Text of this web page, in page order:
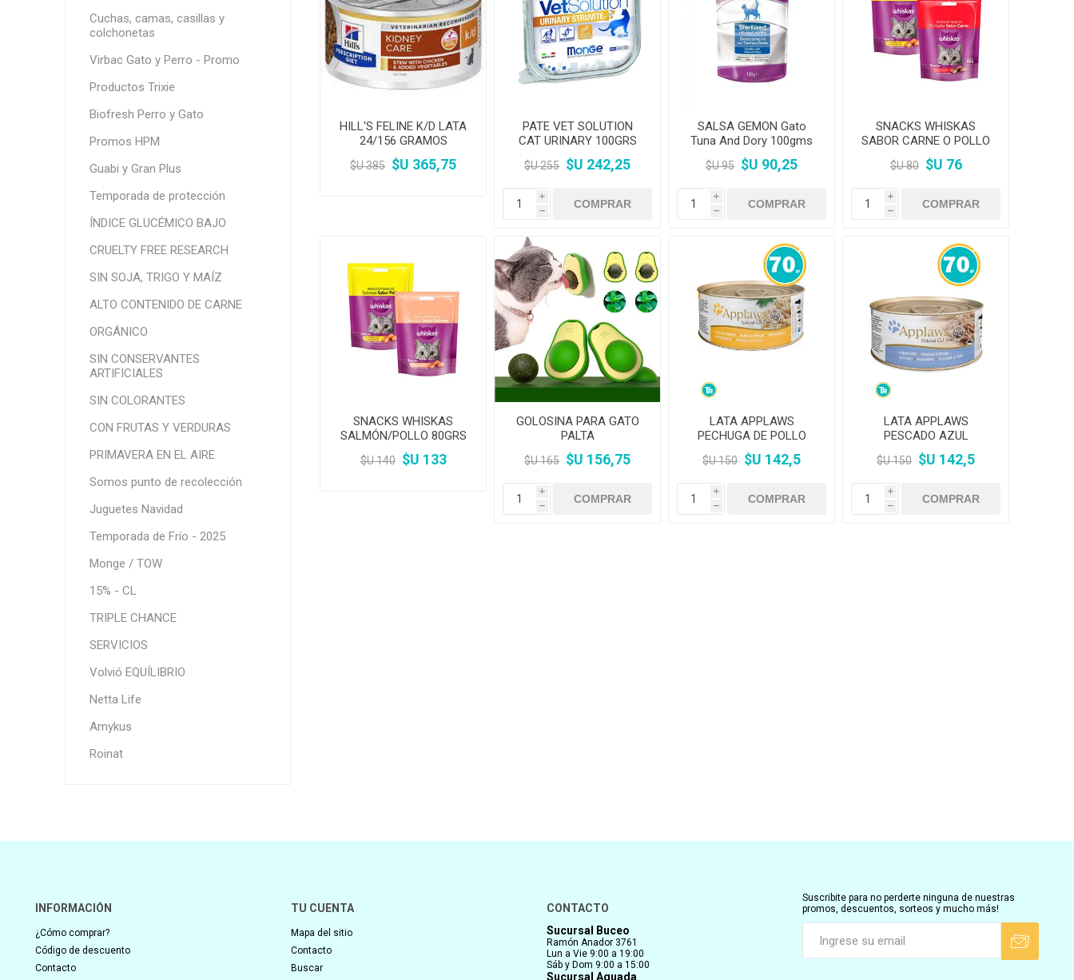
HILL'S FELINE K/D LATA
24/156 GRAMOS
$U 385 $U 365,75
PATE VET SOLUTION
CAT URINARY 100GRS
$U 255 $U 242,25
i
h
SALSA GEMON Gato
Tuna And Dory 100gms
$U 95 $U 90,25
i
h
SNACKS WHISKAS
SABOR CARNE O POLLO
40GRS
$U 80 $U 76
i
h
SNACKS WHISKAS
SALMÓN/POLLO 80GRS
$U 140 $U 133
GOLOSINA PARA GATO
PALTA
$U 165 $U 156,75
i
h
LATA APPLAWS
PECHUGA DE POLLO
$U 150 $U 142,5
i
h
LATA APPLAWS
PESCADO AZUL
$U 150 $U 142,5
i
h
Cuchas, camas, casillas y
colchonetas
Virbac Gato y Perro - Promo
Productos Trixie
Biofresh Perro y Gato
Promos HPM
Guabi y Gran Plus
Temporada de protección
ÍNDICE GLUCÉMICO BAJO
CRUELTY FREE RESEARCH
SIN SOJA, TRIGO Y MAÍZ
ALTO CONTENIDO DE CARNE
ORGÁNICO
SIN CONSERVANTES
ARTIFICIALES
SIN COLORANTES
CON FRUTAS Y VERDURAS
PRIMAVERA EN EL AIRE
Somos punto de recolección
Juguetes Navidad
Temporada de Frío - 2025
Monge / TOW
15% - CL
TRIPLE CHANCE
SERVICIOS
Volvió EQUÍLIBRIO
Netta Life
Amykus
Roinat
INFORMACIÓN
¿Cómo comprar?
Código de descuento
Contacto
TU CUENTA
Mapa del sitio
Contacto
Buscar
CONTACTO
Sucursal Buceo
Ramón Anador 3761
Lun a Vie 9:00 a 19:00
Sáb y Dom 9:00 a 15:00
Sucursal Aguada
Suscribite para no perderte ninguna de nuestras
promos, descuentos, sorteos y mucho más!